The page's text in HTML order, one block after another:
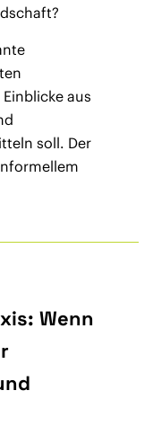
aus
soll. Der
Wenn